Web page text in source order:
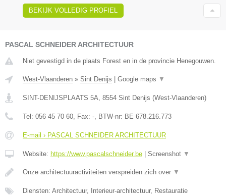
BEKIJK VOLLEDIG PROFIEL
PASCAL SCHNEIDER ARCHITECTUUR
Niet gevestigd in de plaats Forest en in de provincie Henegouwen.
West-Vlaanderen » Sint Denijs Google maps ▼
SINT-DENIJSPLAATS 5A 8554 Sint Denijs (West-Vlaanderen)
Tel: 056 45 70 60 , Fax: - , BTW-nr: BE 678.216.773
E-mail › PASCAL SCHNEIDER ARCHITECTUUR
Website: https://www.pascalschneider.be Screenshot ▼
Onze architectuuractiviteiten verspreiden zich over ▼
Diensten: Architectuur, Interieur-architectuur, Restauratie